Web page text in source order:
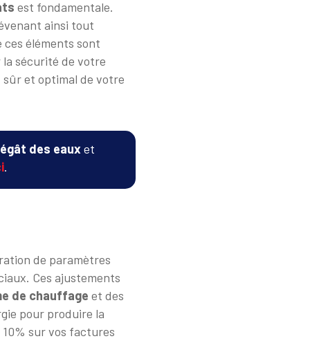
est fondamentale.
ainsi tout
éléments sont
sécurité de votre
et optimal de votre
des eauxet
.
de paramètres
Ces ajustements
de chauffage et des
pour produire la
sur vos factures